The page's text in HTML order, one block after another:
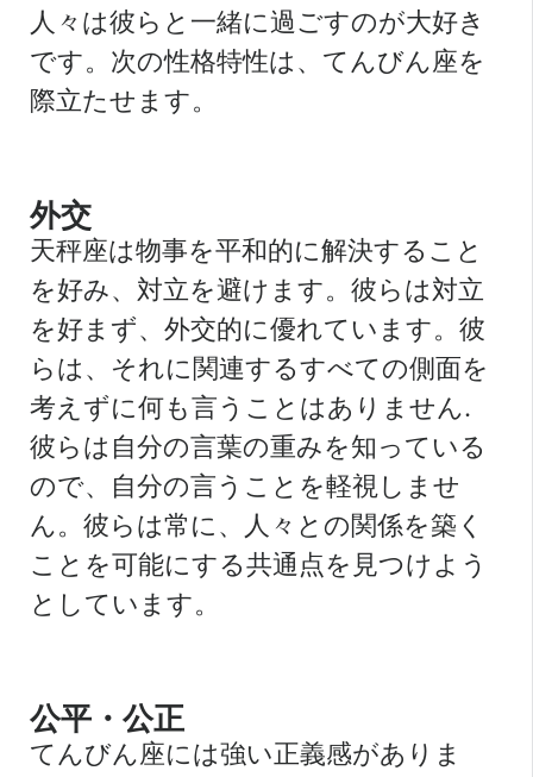
人々は彼らと一緒に過ごすのが大好き
です。次の性格特性は、てんびん座を
際立たせます。
外交
天秤座は物事を平和的に解決すること
を好み、対立を避けます。彼らは対立
を好まず、外交的に優れています。彼
らは、それに関連するすべての側面を
考えずに何も言うことはありません.
彼らは自分の言葉の重みを知っている
ので、自分の言うことを軽視しませ
ん。彼らは常に、人々との関係を築く
ことを可能にする共通点を見つけよう
としています。
公平・公正
てんびん座には強い正義感がありま